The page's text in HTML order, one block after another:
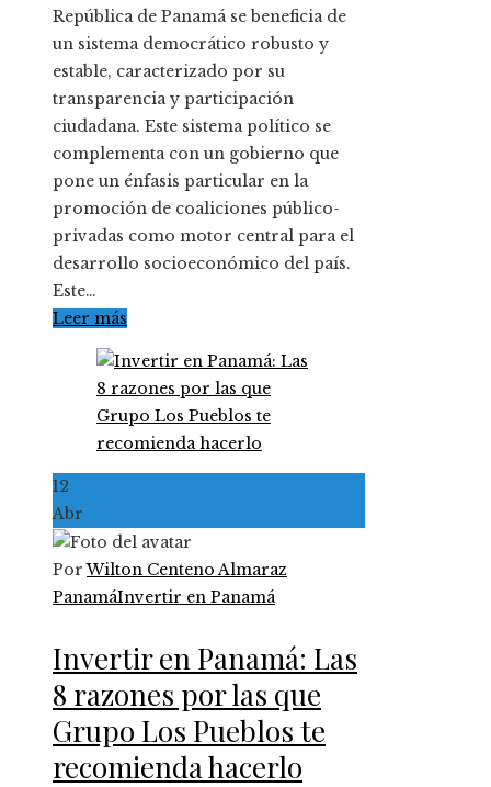
República de Panamá se beneficia de
un sistema democrático robusto y
estable, caracterizado por su
transparencia y participación
ciudadana. Este sistema político se
complementa con un gobierno que
pone un énfasis particular en la
promoción de coaliciones público-
privadas como motor central para el
desarrollo socioeconómico del país.
Este…
Leer más
12
Abr
PorWilton Centeno Almaraz
PanamáInvertir en Panamá
Invertir en Panamá: Las
8 razones por las que
Grupo Los Pueblos te
recomienda hacerlo